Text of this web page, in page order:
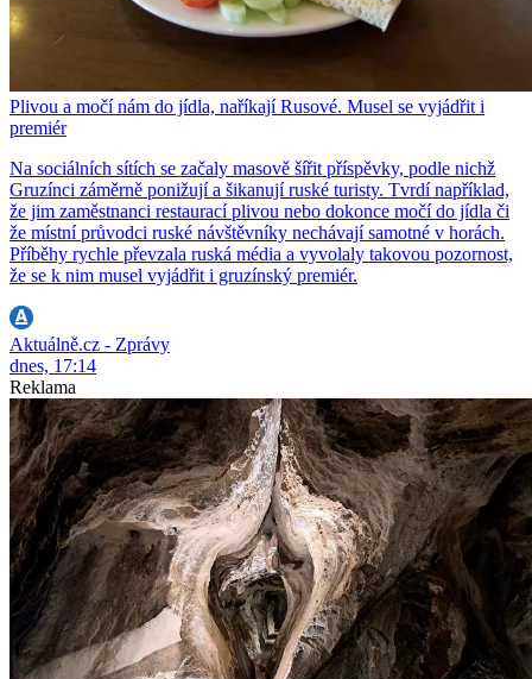
Plivou a močí nám do jídla, naříkají Rusové. Musel se vyjádřit i
premiér
Na sociálních sítích se začaly masově šířit příspěvky, podle nichž
Gruzínci záměrně ponižují a šikanují ruské turisty. Tvrdí například,
že jim zaměstnanci restaurací plivou nebo dokonce močí do jídla či
že místní průvodci ruské návštěvníky nechávají samotné v horách.
Příběhy rychle převzala ruská média a vyvolaly takovou pozornost,
že se k nim musel vyjádřit i gruzínský premiér.
Aktuálně.cz - Zprávy
dnes, 17:14
Reklama